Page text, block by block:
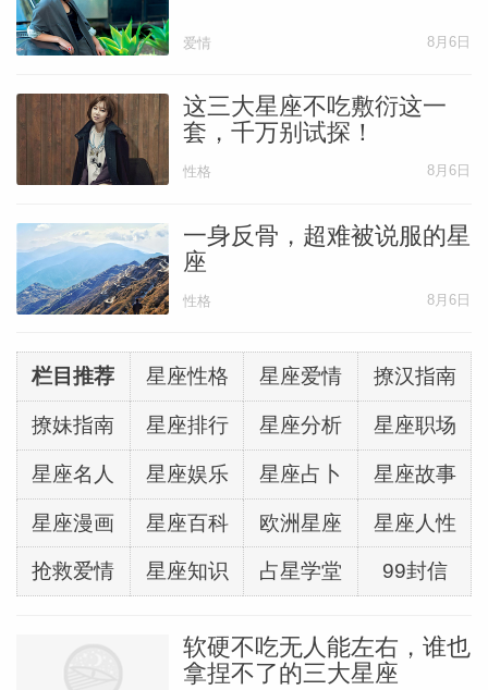
爱情 8月6日
这三大星座不吃敷衍这一
套，千万别试探！
性格 8月6日
一身反骨，超难被说服的星
座
性格 8月6日
栏目推荐 星座性格 星座爱情 撩汉指南
撩妹指南 星座排行 星座分析 星座职场
星座名人 星座娱乐 星座占卜 星座故事
星座漫画 星座百科 欧洲星座 星座人性
抢救爱情 星座知识 占星学堂 99封信
软硬不吃无人能左右，谁也
拿捏不了的三大星座